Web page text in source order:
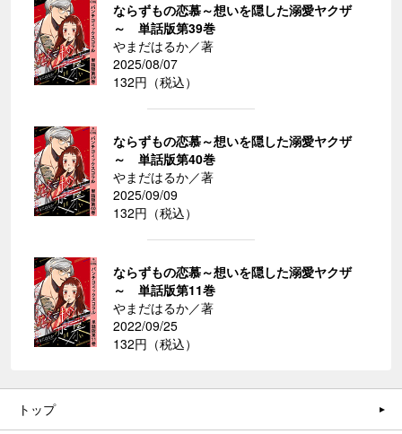
ならずもの恋慕～想いを隠した溺愛ヤクザ
～ 単話版第39巻
やまだはるか／著
2025/08/07
132円（税込）
ならずもの恋慕～想いを隠した溺愛ヤクザ
～ 単話版第40巻
やまだはるか／著
2025/09/09
132円（税込）
ならずもの恋慕～想いを隠した溺愛ヤクザ
～ 単話版第11巻
やまだはるか／著
2022/09/25
132円（税込）
トップ